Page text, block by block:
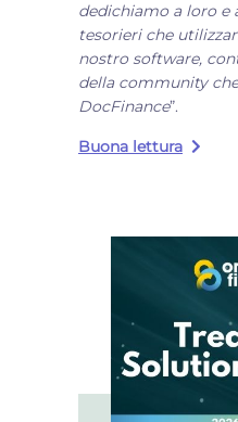
dedichiamo a loro
tesorieri che
nostro software,
della community
DocFinance”.
Buona lettura